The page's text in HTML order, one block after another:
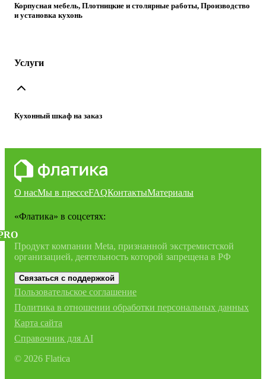
Корпусная мебель, Плотницкие и столярные работы, Производство
и установка кухонь
Услуги
Кухонный шкаф на заказ
О насМы в прессеFAQКонтактыМатериалы
«Флатика» в соцсетях:
Продукт компании Meta, признанной экстремистской
организацией, деятельность которой запрещена в РФ
Связаться с поддержкой
Пользовательское соглашение
Политика в отношении обработки персональных данных
Карта сайта
Справочник для AI
© 2026 Flatica